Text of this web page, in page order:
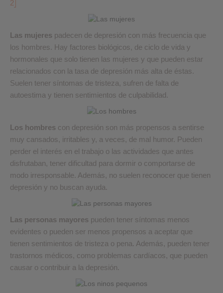
2
Las mujeres padecen de depresión con más frecuencia que
los hombres. Hay factores biológicos, de ciclo de vida y
hormonales que solo tienen las mujeres y que pueden estar
relacionados con la tasa de depresión más alta de éstas.
Suelen tener síntomas de tristeza, sufren de falta de
autoestima y tienen sentimientos de culpabilidad.
Los hombres con depresión son más propensos a sentirse
muy cansados, irritables y, a veces, de mal humor. Pueden
perder el interés en el trabajo o las actividades que antes
disfrutaban, tener dificultad para dormir o comportarse de
modo irresponsable. Además, no suelen reconocer que tienen
depresión y no buscan ayuda.
Las personas mayores pueden tener síntomas menos
evidentes o pueden ser menos propensos a aceptar que
tienen sentimientos de tristeza o pena. Además, pueden tener
trastornos médicos, como problemas cardíacos, que pueden
causar o contribuir a la depresión.